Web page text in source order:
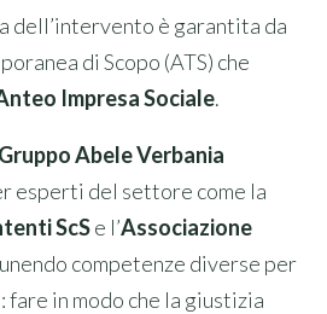
dell’intervento è garantita da
di Scopo (ATS) che
Impresa Sociale.
Gruppo Abele Verbania
esperti del settore come la
ScSe l’Associazione
competenze diverse per
fare in modo che la giustizia